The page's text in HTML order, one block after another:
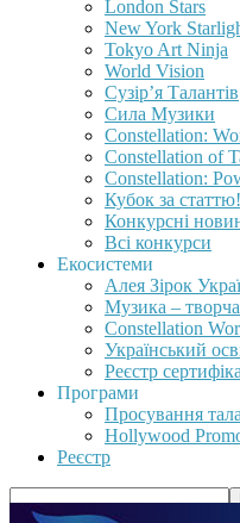
London Stars
New York
Tokyo Art Ninja
World Vision
Сузір’я Талантів
Сила Музики
Constellation:
Constellation of
Constellation:
Кубок за статтю!
Конкурсні
Всі конкурси
Екосистеми
Алея Зірок
Музика –
Constellation
Український
Реєстр
Програми
Просування
Hollywood
Реєстр